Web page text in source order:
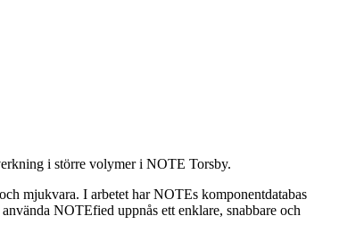
i större volymer i NOTE Torsby.
mjukvara. I arbetet har NOTEs komponentdatabas
NOTEfied uppnås ett enklare, snabbare och